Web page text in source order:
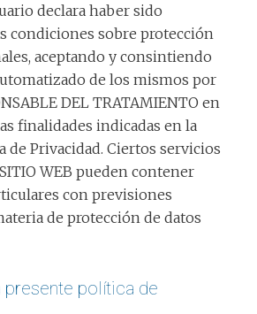
declara haber sido
condiciones sobre protección
aceptando y consintiendo
de los mismos por
DEL TRATAMIENTO en
finalidades indicadas en la
de Privacidad. Ciertos servicios
WEB pueden contener
con previsiones
de protección de datos
presente política de